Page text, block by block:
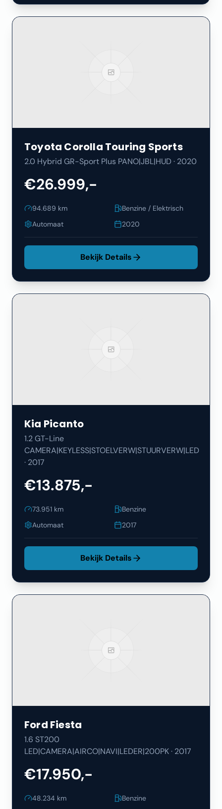
Toyota Corolla Touring Sports
2.0 Hybrid GR-Sport Plus PANO|JBL|HUD· 2020
€26.999,-
94.689 km
Benzine / Elektrisch
Automaat
2020
Bekijk Details
Kia Picanto
1.2 GT-Line
CAMERA|KEYLESS|STOELVERW|STUURVERW|LED
· 2017
€13.875,-
73.951 km
Benzine
Automaat
2017
Bekijk Details
Ford Fiesta
1.6 ST200
LED|CAMERA|AIRCO|NAVI|LEDER|200PK· 2017
€17.950,-
48.234 km
Benzine